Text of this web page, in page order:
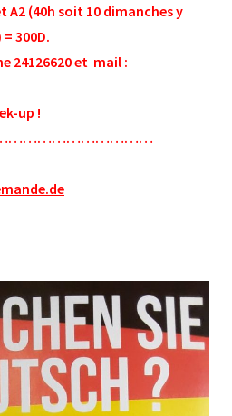
A2 (40h soit 10 dimanches y
300D.
24126620 et mail :
up !